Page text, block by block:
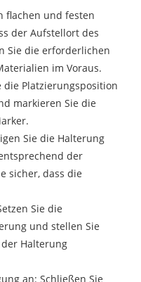
flachen und festen
der Aufstellort des
Sie die erforderlichen
im Voraus.
die Platzierungsposition
markieren Sie die
Sie die Halterung
der
sicher, dass die
Sie die
und stellen Sie
Halterung
an: Schließen Sie